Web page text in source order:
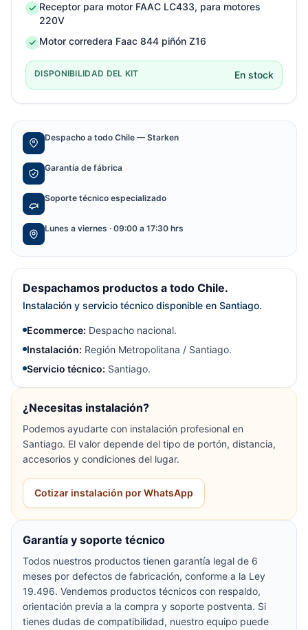
Receptor para motor FAAC LC433, para motores
220V
Motor corredera Faac 844 piñón Z16
DISPONIBILIDAD DEL KIT En stock
Despacho a todo Chile — Starken
Garantía de fábrica
Soporte técnico especializado
Lunes a viernes · 09:00 a 17:30 hrs
Despachamos productos a todo Chile.
Instalación y servicio técnico disponible en Santiago.
Ecommerce: Despacho nacional.
Instalación: Región Metropolitana / Santiago.
Servicio técnico: Santiago.
¿Necesitas instalación?
Podemos ayudarte con instalación profesional en
Santiago. El valor depende del tipo de portón, distancia,
accesorios y condiciones del lugar.
Cotizar instalación por WhatsApp
Garantía y soporte técnico
Todos nuestros productos tienen garantía legal de 6
meses por defectos de fabricación, conforme a la Ley
19.496. Vendemos productos técnicos con respaldo,
orientación previa a la compra y soporte postventa. Si
tienes dudas de compatibilidad, nuestro equipo puede